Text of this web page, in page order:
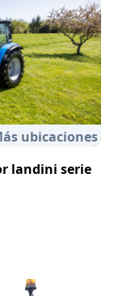
ubicaciones
landini serie